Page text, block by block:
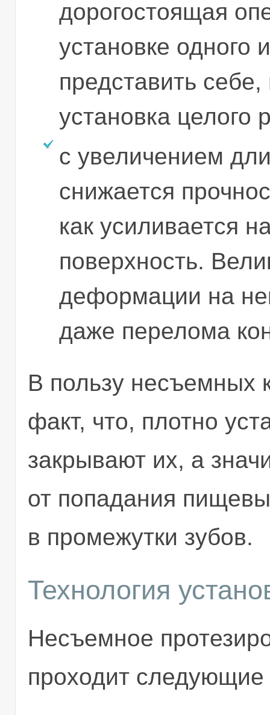
дорогостоящая
установке одного
представить
установка целого
с увеличением
снижается
как усиливается
поверхность.
деформации на
даже перелома
В пользу несъемных
факт, что, плотно
закрывают их, а
от попадания
в промежутки зубов.
Технология
Несъемное
проходит следующие